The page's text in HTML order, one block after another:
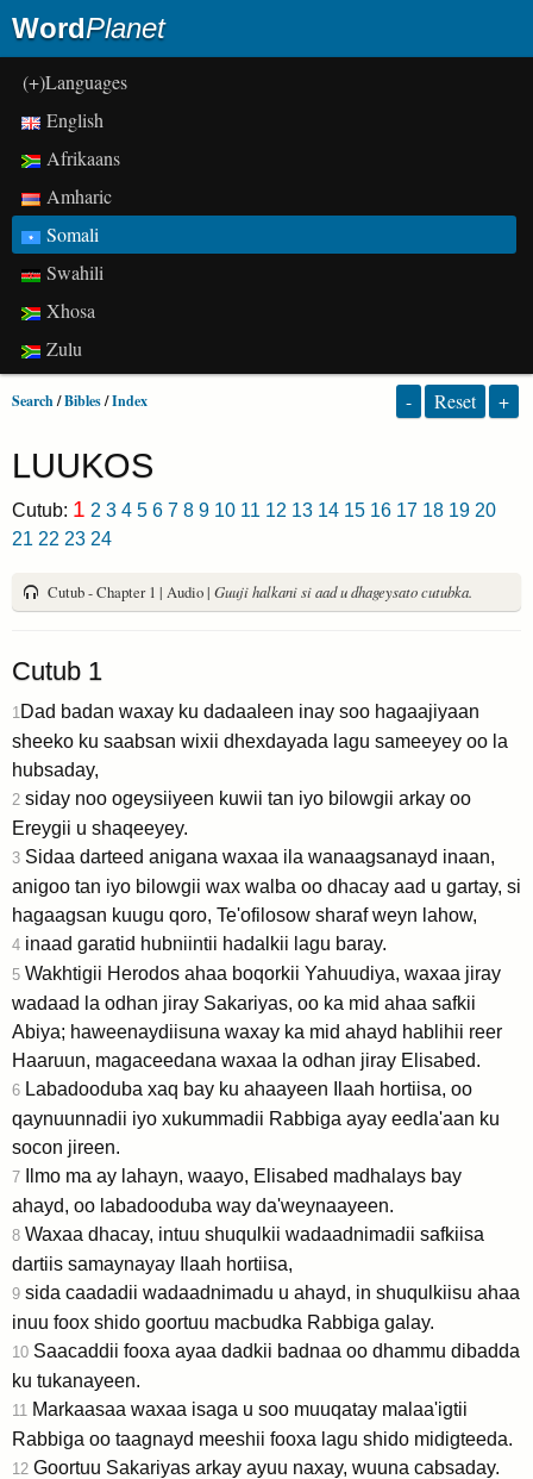
WordPlanet
(+)Languages
English
Afrikaans
Amharic
Somali
Swahili
Xhosa
Zulu
Search/Bibles/Index - Reset +
LUUKOS
Cutub: 1 2 3 4 5 6 7 8 9 10 11 12 13 14 15 16 17 18 19 20
21 22 23 24
Cutub - Chapter 1 | Audio | Guuji halkani si aad u dhageysato cutubka.
Cutub 1
1 Dad badan waxay ku dadaaleen inay soo hagaajiyaan
sheeko ku saabsan wixii dhexdayada lagu sameeyey oo la
hubsaday,
2 siday noo ogeysiiyeen kuwii tan iyo bilowgii arkay oo
Ereygii u shaqeeyey.
3 Sidaa darteed anigana waxaa ila wanaagsanayd inaan,
anigoo tan iyo bilowgii wax walba oo dhacay aad u gartay, si
hagaagsan kuugu qoro, Te'ofilosow sharaf weyn lahow,
4 inaad garatid hubniintii hadalkii lagu baray.
5 Wakhtigii Herodos ahaa boqorkii Yahuudiya, waxaa jiray
wadaad la odhan jiray Sakariyas, oo ka mid ahaa safkii
Abiya; haweenaydiisuna waxay ka mid ahayd hablihii reer
Haaruun, magaceedana waxaa la odhan jiray Elisabed.
6 Labadooduba xaq bay ku ahaayeen Ilaah hortiisa, oo
qaynuunnadii iyo xukummadii Rabbiga ayay eedla'aan ku
socon jireen.
7
Ilmo ma ay lahayn, waayo, Elisabed madhalays bay
ahayd, oo labadooduba way da'weynaayeen.
8 Waxaa dhacay, intuu shuqulkii wadaadnimadii safkiisa
dartiis samaynayay Ilaah hortiisa,
9 sida caadadii wadaadnimadu u ahayd, in shuqulkiisu ahaa
inuu foox shido goortuu macbudka Rabbiga galay.
10 Saacaddii fooxa ayaa dadkii badnaa oo dhammu dibadda
ku tukanayeen.
11 Markaasaa waxaa isaga u soo muuqatay malaa'igtii
Rabbiga oo taagnayd meeshii fooxa lagu shido midigteeda.
12 Goortuu Sakariyas arkay ayuu naxay, wuuna cabsaday.